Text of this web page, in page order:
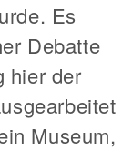
Es
Debatte
hier der
Museum,